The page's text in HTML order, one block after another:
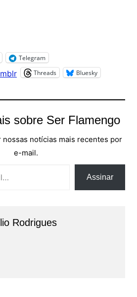
Telegram
Threads Bluesky
sobre Ser Flamengo
notícias mais recentes por
e-mail.
Assinar
Rodrigues